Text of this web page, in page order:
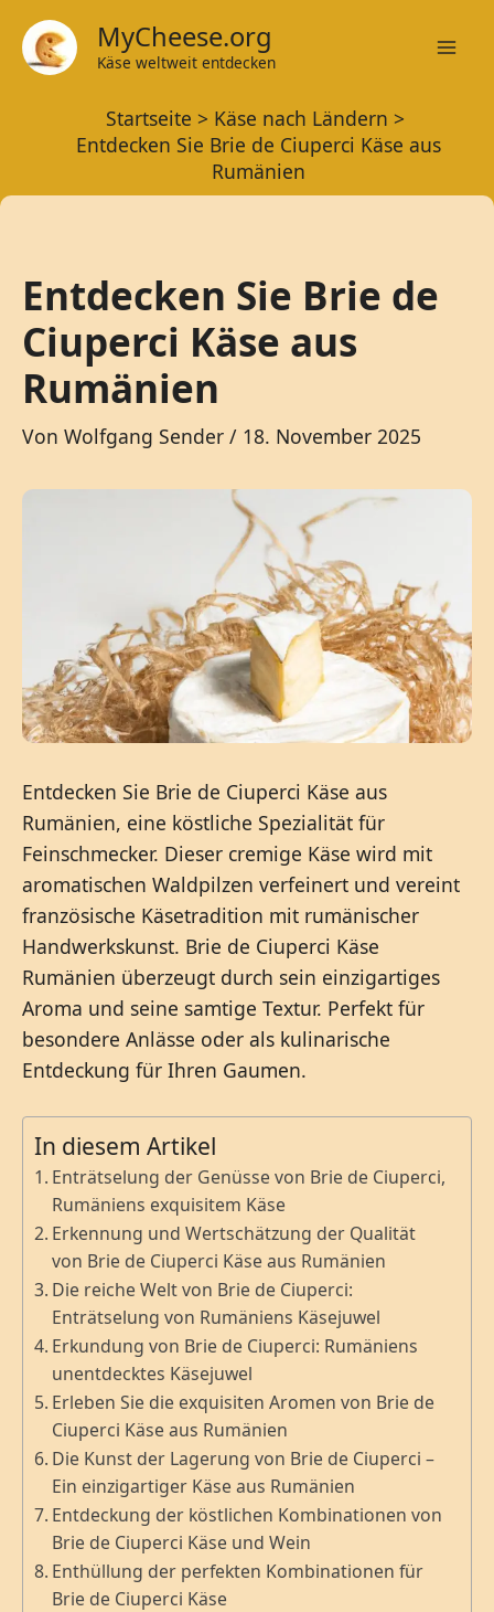
Inhalt
springen
MyCheese.org
Käse weltweit entdecken
Startseite
Käse nach Ländern
Entdecken Sie Brie de Ciuperci Käse aus
Rumänien
Entdecken Sie Brie de
Ciuperci Käse aus
Rumänien
Von Wolfgang Sender / 18. November 2025
Entdecken Sie Brie de Ciuperci Käse aus
Rumänien, eine köstliche Spezialität für
Feinschmecker. Dieser cremige Käse wird mit
aromatischen Waldpilzen verfeinert und vereint
französische Käsetradition mit rumänischer
Handwerkskunst. Brie de Ciuperci Käse
Rumänien überzeugt durch sein einzigartiges
Aroma und seine samtige Textur. Perfekt für
besondere Anlässe oder als kulinarische
Entdeckung für Ihren Gaumen.
In diesem Artikel
Enträtselung der Genüsse von Brie de Ciuperci,
Rumäniens exquisitem Käse
Erkennung und Wertschätzung der Qualität
von Brie de Ciuperci Käse aus Rumänien
Die reiche Welt von Brie de Ciuperci:
Enträtselung von Rumäniens Käsejuwel
Erkundung von Brie de Ciuperci: Rumäniens
unentdecktes Käsejuwel
Erleben Sie die exquisiten Aromen von Brie de
Ciuperci Käse aus Rumänien
Die Kunst der Lagerung von Brie de Ciuperci –
Ein einzigartiger Käse aus Rumänien
Entdeckung der köstlichen Kombinationen von
Brie de Ciuperci Käse und Wein
Enthüllung der perfekten Kombinationen für
Brie de Ciuperci Käse